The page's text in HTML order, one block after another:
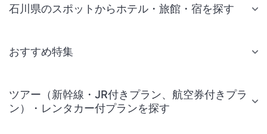
石川県のスポットからホテル・旅館・宿を探す
おすすめ特集
ツアー（新幹線・JR付きプラン、航空券付きプラ
ン）・レンタカー付プランを探す